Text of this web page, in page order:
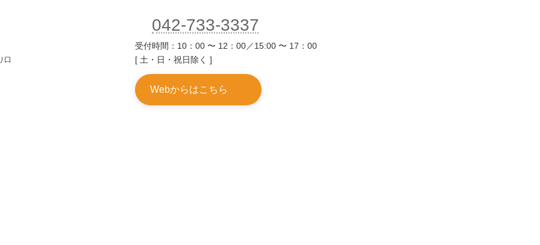
口
042-733-3337
受付時間：10：00 〜 12：00／15:00 〜 17：00
[ 土・日・祝日除く ]
Webからはこちら